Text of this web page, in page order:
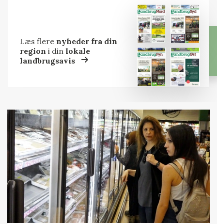
Læs flere nyheder fra din
region i dinlokale
landbrugsavis